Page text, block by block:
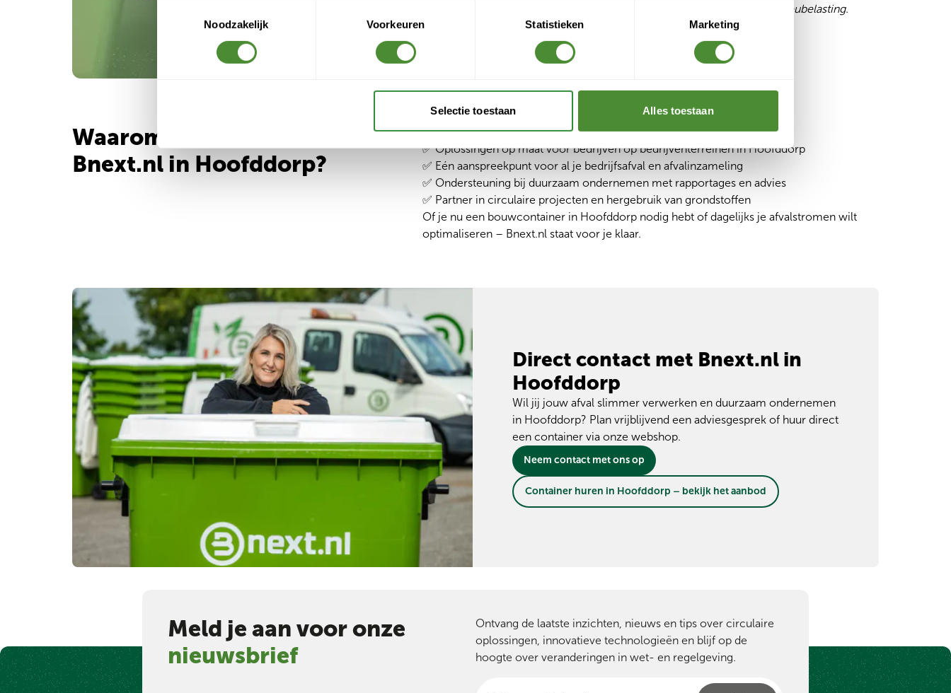
Noodzakelijk
Voorkeuren Statistieken Marketing
Selectie toestaan Alles toestaan
rapportage voor ESG-doelen en minder milieubelasting.
Waarom kiezen voor
Bnext.nl in Hoofddorp?
✅ Snel en lokaal geregeld – levering van containers binnen 24 uur
✅ Oplossingen op maat voor bedrijven op bedrijventerreinen in Hoofddorp
✅ Eén aanspreekpunt voor al je bedrijfsafval en afvalinzameling
✅ Ondersteuning bij duurzaam ondernemen met rapportages en advies
✅ Partner in circulaire projecten en hergebruik van grondstoffen
Of je nu een bouwcontainer in Hoofddorp nodig hebt of dagelijks je afvalstromen wilt
optimaliseren – Bnext.nl staat voor je klaar.
Direct contact met Bnext.nl in
Hoofddorp
Wil jij jouw afval slimmer verwerken en duurzaam ondernemen
in Hoofddorp? Plan vrijblijvend een adviesgesprek of huur direct
een container via onze webshop.
Neem contact met ons op
Container huren in Hoofddorp – bekijk het aanbod
Meld je aan voor onze
nieuwsbrief
Ontvang de laatste inzichten, nieuws en tips over circulaire
oplossingen, innovatieve technologieën en blijf op de
hoogte over veranderingen in wet- en regelgeving.